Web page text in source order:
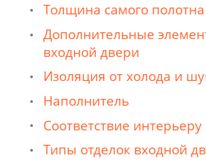
Толщина самого
Дополнительные
входной двери
Изоляция от холода и
Наполнитель
Соответствие интерьеру
Типы отделок входной